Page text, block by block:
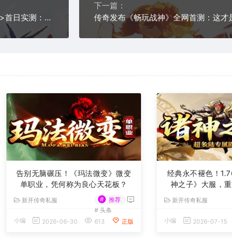
2025合击天花板！新开发布网<清风合击>首日实测：三招制霸全服
下一篇：
告别无脑碾压！《玛法微变》微变
单职业，凭何称为良心天花板？
新开传奇私服 #
推荐
#头条
小编
2026-06-30 613 正版
经典永不褪色！
神之子》大服，
新开传奇私服
小编
2026-07-15